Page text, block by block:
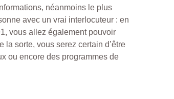
néanmoins le plus
avec un vrai interlocuteur : en
vous allez également pouvoir
sorte, vous serez certain d’être
ou encore des programmes de